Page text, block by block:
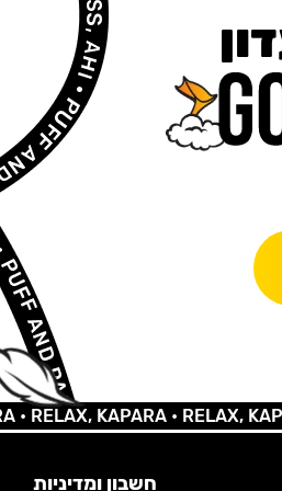
KAPARA •RELAX, KAPARA
חשבון ומדיניות